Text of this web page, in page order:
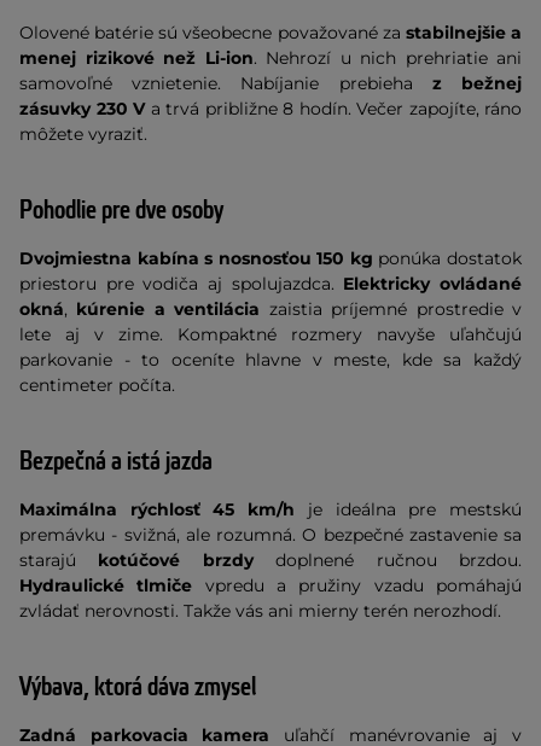
Olovené batérie sú všeobecne považované za stabilnejšie a
menej rizikové než Li-ion. Nehrozí u nich prehriatie ani
samovoľné vznietenie. Nabíjanie prebieha z bežnej
zásuvky 230 Va trvá približne 8 hodín. Večer zapojíte, ráno
môžete vyraziť.
Pohodlie pre dve osoby
Dvojmiestna kabína s nosnosťou 150 kg ponúka dostatok
priestoru pre vodiča aj spolujazdca. Elektricky ovládané
okná, kúrenie a ventilácia zaistia príjemné prostredie v
lete aj v zime. Kompaktné rozmery navyše uľahčujú
parkovanie - to oceníte hlavne v meste, kde sa každý
centimeter počíta.
Bezpečná a istá jazda
Maximálna rýchlosť 45 km/h je ideálna pre mestskú
premávku - svižná, ale rozumná. O bezpečné zastavenie sa
starajú kotúčové brzdydoplnené ručnou brzdou.
Hydraulické tlmiče vpredu a pružiny vzadu pomáhajú
zvládať nerovnosti. Takže vás ani mierny terén nerozhodí.
Výbava, ktorá dáva zmysel
Zadná parkovacia kamera uľahčí manévrovanie aj v